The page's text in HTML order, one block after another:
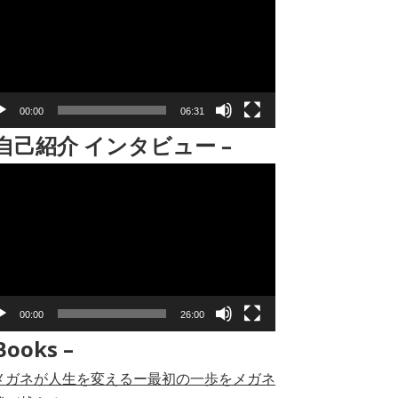
00:00 06:31
己紹介 インタビュー –
00:00 26:00
–
ガネが人生を変えるー最初の一歩をメガネ